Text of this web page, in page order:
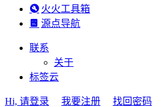
火火工具箱
源点导航
联系
关于
标签云
Hi, 请登录 我要注册
找回密码